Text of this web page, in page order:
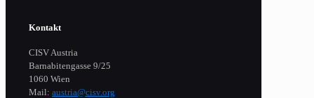
Kontakt
CISV Austria
Barnabitengasse 9/25
1060 Wien
Mail: austria@cisv.org